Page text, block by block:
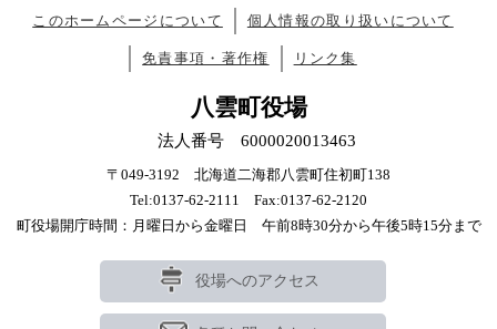
このホームページについて 個人情報の取り扱いについて
免責事項・著作権 リンク集
八雲町役場
法人番号 6000020013463
〒049-3192 北海道二海郡八雲町住初町138
Tel:0137-62-2111 Fax:0137-62-2120
町役場開庁時間：月曜日から金曜日 午前8時30分から午後5時15分まで
役場へのアクセス